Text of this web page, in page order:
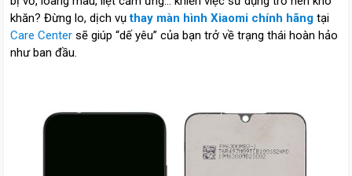
Thay màn hình Xiaomi Redmi
Thay màn hình Xiaomi Redmi
1.090.000đ